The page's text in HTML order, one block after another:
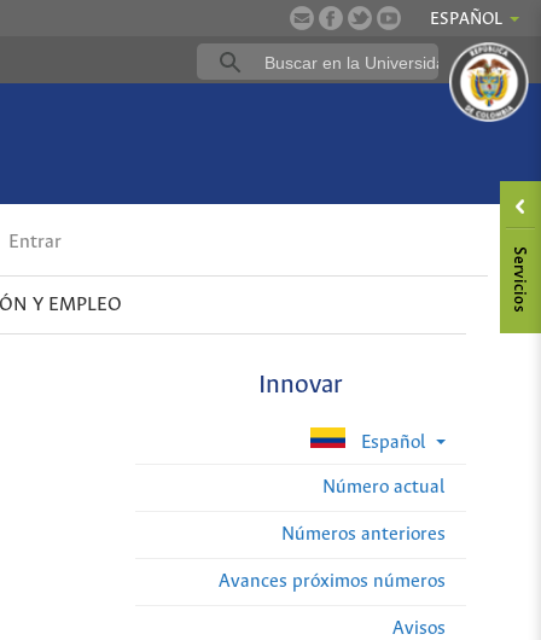
ESPAÑOL
Entrar
Y EMPLEO
Innovar
Español
Número actual
Números anteriores
Avances próximos números
Avisos